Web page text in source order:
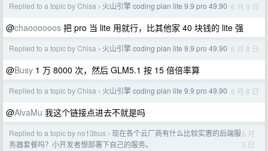
Replied to a topic by Chisa › 火山引擎 coding plan lite 9.9 pro 49.90 6 月 9 日
@chaoooooos 把 pro 当 lite 用就行，比其他家 40 块钱的 lite 强
Replied to a topic by Chisa › 火山引擎 coding plan lite 9.9 pro 49.90 6 月 8 日
@Busy 1 万 8000 次，然后 GLM5.1 按 15 倍倍率算
Replied to a topic by Chisa › 火山引擎 coding plan lite 9.9 pro 49.90 6 月 8 日
@AlvaMu 我这个链接点进去不就是吗
Replied to a topic by no13bus › 现在各个云厂商有什么比较实惠的后端服
务器套餐吗？小开发者想部署下自己的服务。
6 月
3 日